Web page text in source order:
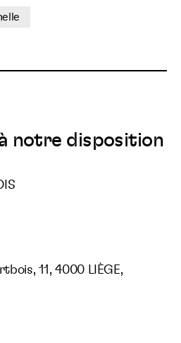
notre disposition
11, 4000 LIÈGE,